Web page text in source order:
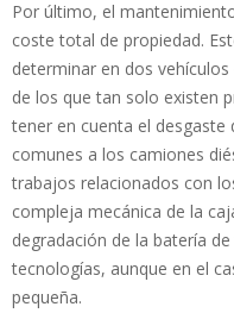
Por último, el
coste total de propiedad.
determinar en dos
de los que tan solo existen
tener en cuenta el
comunes a los camiones
trabajos relacionados con
compleja mecánica de la
degradación de la batería
tecnologías, aunque en el
pequeña.